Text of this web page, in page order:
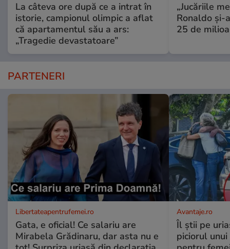
La câteva ore după ce a intrat în
istorie, campionul olimpic a aflat
că apartamentul său a ars:
„Tragedie devastatoare”
„Jucăriile
Ronaldo și-
25 de
PARTENERI
Libertateapentrufemei.ro
Gata, e oficial! Ce salariu are
Mirabela Grădinaru, dar asta nu e
Avantaje.ro
Îl știi pe
piciorul